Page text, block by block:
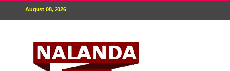
August 08, 2026